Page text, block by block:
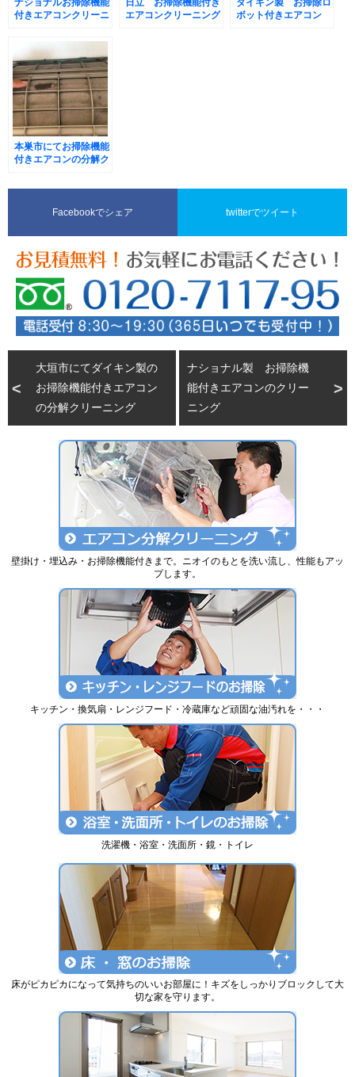
ナショナルお掃除機能
付きエアコンクリーニ
日立 お掃除機能付き
エアコンクリーニング
ダイキン製 お掃除ロ
ボット付きエアコン
本巣市にてお掃除機能
付きエアコンの分解ク
Facebookでシェア twitterでツイート
大垣市にてダイキン製の
お掃除機能付きエアコン
の分解クリーニング
ナショナル製 お掃除機
能付きエアコンのクリー
ニング
壁掛け・埋込み・お掃除機能付きまで。ニオイのもとを洗い流し、性能もアッ
プします。
キッチン・換気扇・レンジフード・冷蔵庫など頑固な油汚れを・・・
洗濯機・浴室・洗面所・鏡・トイレ
床がピカピカになって気持ちのいいお部屋に！キズをしっかりブロックして大
切な家を守ります。